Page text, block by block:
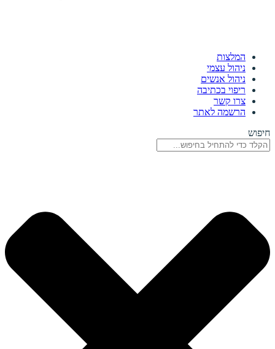
המלצות
ניהול עצמי
ניהול אנשים
ריפוי בכתיבה
צרו קשר
הרשמה לאתר
חיפוש